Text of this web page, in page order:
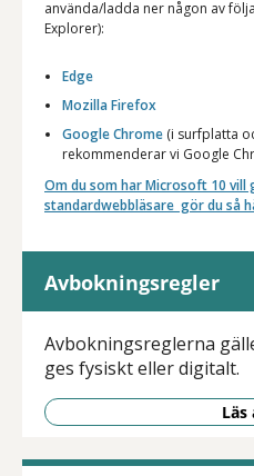
använda/ladda ner någon av
Explorer):
Edge
Mozilla Firefox
Google Chrome (i surfplatta
rekommenderar vi Google
Om du som harMicrosoft 10 vill
standardwebbläsare gör du så
Avbokningsregler
Avbokningsreglerna
ges fysiskt eller digitalt.
Läs